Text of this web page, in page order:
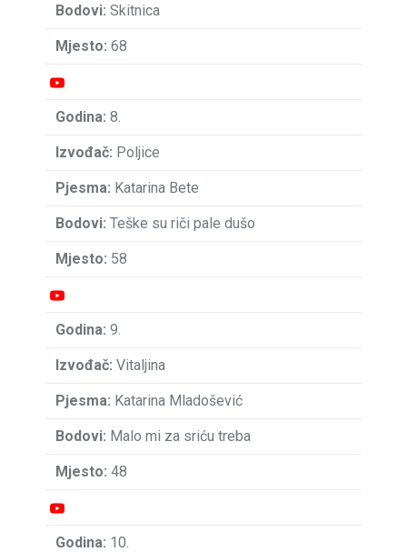
Skitnica
68
8.
Poljice
Katarina Bete
Teške su riči pale dušo
58
9.
Vitaljina
Katarina Mladošević
Malo mi za sriću treba
48
10.